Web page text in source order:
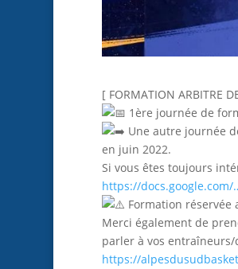
[ FORMATION ARBITRE
1ère journée de
Une autre journée
en juin 2022.
Si vous êtes toujours
https://
Formation
Merci également de
parler à vos
https://